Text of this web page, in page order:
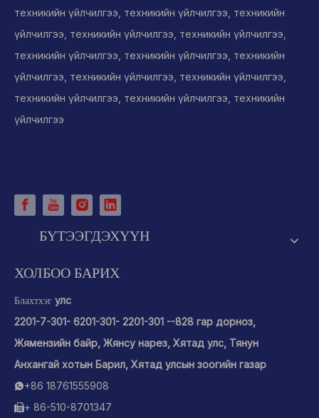
техникийн үйлчилгээ, техникийн үйлчилгээ, техникийн
үйлчилгээ, техникийн үйлчилгээ, техникийн үйлчилгээ,
техникийн үйлчилгээ, техникийн үйлчилгээ, техникийн
үйлчилгээ, техникийн үйлчилгээ, техникийн үйлчилгээ,
техникийн үйлчилгээ, техникийн үйлчилгээ, техникийн
үйлчилгээ
БҮТЭЭГДЭХҮҮН
ХОЛБОО БАРИХ
Блахтхэг улс
2201-7-301- 6201-301- 2201-301 --828 гар дорноз,
Жямензийн байр, Жянсу нарез, Хятад улс, Тянун
Анхангай хотын Барил, Хятад улсын зоогийн газар
+86 18761555908
+ 86-510-8701347